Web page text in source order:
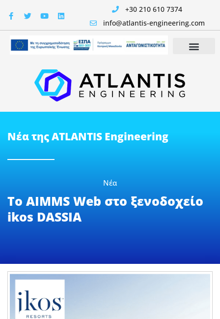
+30 210 610 7374
info@atlantis-engineering.com
Νέα της ATLANTIS Engineering
Νέα
Το AIMMS Web στο ξενοδοχείο
ikos DASSIA